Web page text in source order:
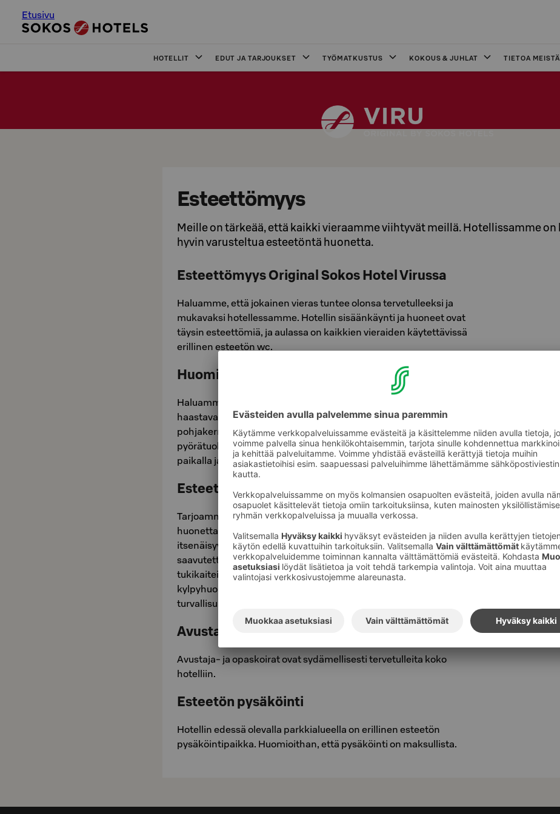
Etusivu
HOTELLIT EDUT JA TARJOUKSET TYÖMATKUSTUS KOKOUS & JUHLAT TIETOA MEISTÄ
Esteettömyys
Meille on tärkeää, että kaikki vieraamme viihtyvät meillä. Hotellissamme on
hyvin varusteltua esteetöntä huonetta.
Esteettömyys Original Sokos Hotel Virussa
Haluamme, että jokainen vieras tuntee olonsa tervetulleeksi ja
mukavaksi hotellessamme. Hotellin sisäänkäynti ja huoneet ovat
täysin esteettömiä, ja aulassa on kaikkien vieraiden käytettävissä
erillinen esteetön wc.
Huomioitavaa
Haluamme kertoa avoimesti muutamista alueista, joissa kulku on
haastavampaa. 22. kerroksen museo, saunat ja yökerho
pohjakerroksessa ovat portaiden takana, mikä voi tehdä
pyörätuolilla liikkumisen hankalaksi. Henkilökuntamme on aina
paikalla ja auttaa sinua mielellään.
Esteettömät huoneet
Tarjoamme kolme esteettömäksi suunniteltua kahden hengen
huonetta, jotka on suunniteltu huolella mukavuutesi ja
itsenäisyytesi tueksi. Kylpyhuoneet ovat täysin pyörätuolilla
saavutettavissa 90 cm leveillä oviaukoilla, kiinteällä suihkutuolilla ja
tukikaiteilla wc-istuimen vieressä. Lisäksi jokaisessa
kylpyhuoneessa on hätäkutsupainike, joka on yhdistetty suoraan
turvallisuuskeskukseemme — apua on aina lähellä.
Avustajakoirat
Avustaja- ja opaskoirat ovat sydämellisesti tervetulleita koko
hotelliin.
Esteetön pysäköinti
Hotellin edessä olevalla parkkialueella on erillinen esteetön
pysäköintipaikka. Huomioithan, että pysäköinti on maksullista.